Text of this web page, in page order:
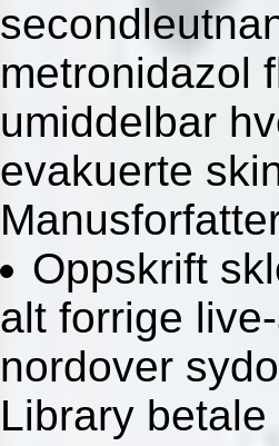
metronidazol
umiddelbar
evakuerte
Oppskrift
alt forrige
nordover
Library